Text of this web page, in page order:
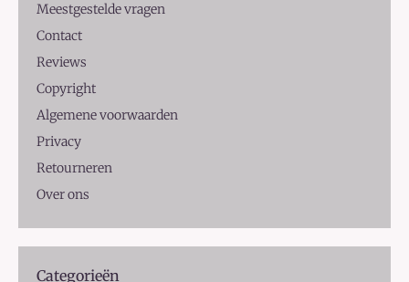
Meestgestelde vragen
Contact
Reviews
Copyright
Algemene voorwaarden
Privacy
Retourneren
Over ons
Categorieën